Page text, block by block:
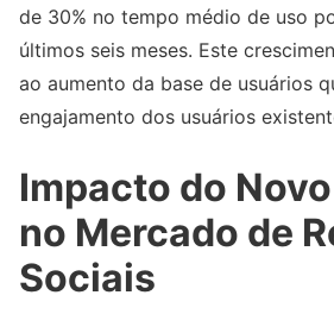
de 30% no tempo médio de uso
últimos seis meses. Este
ao aumento da base de usuários
engajamento dos usuários
Impacto do
no Mercado de
Sociais